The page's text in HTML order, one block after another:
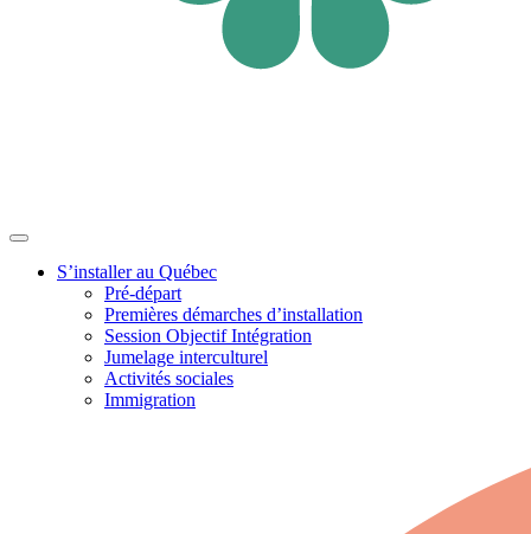
S’installer au Québec
Pré-départ
Premières démarches d’installation
Session Objectif Intégration
Jumelage interculturel
Activités sociales
Immigration